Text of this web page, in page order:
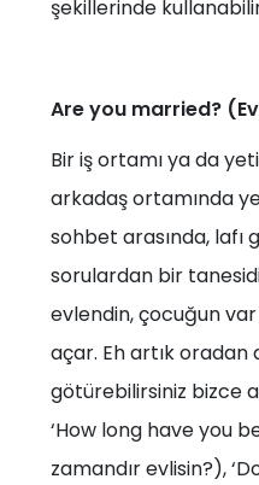
şekillerinde
Are you married?
Bir iş ortamı ya da
arkadaş ortamında
sohbet arasında,
sorulardan bir
evlendin, çocuğun var
açar. Eh artık oradan
götürebilirsiniz bizce
‘How long have you
zamandır evlisin?),